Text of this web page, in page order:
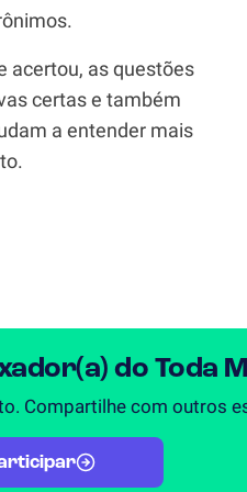
acertou, as questões
certas e também
a entender mais
do Toda
Compartilhe com outros